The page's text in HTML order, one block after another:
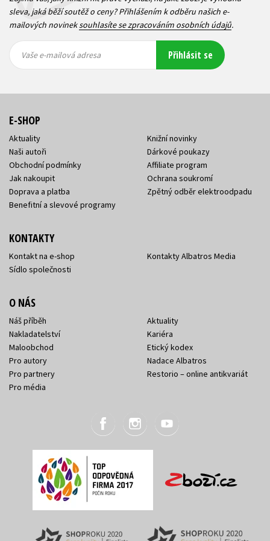
sleva, jaká běží soutěž o ceny? Přihlášením k odběru našich e-
mailových novineksouhlasíte se zpracováním osobních údajů.
mailová
mailová
Vaše e-mailová adresa Přihlásit se
E-SHOP
Aktuality
Naši autoři
Obchodní podmínky
Jak nakoupit
Doprava a platba
Benefitní a slevové programy
Knižní novinky
Dárkové poukazy
Affiliate program
Ochrana soukromí
Zpětný odběr elektroodpadu
KONTAKTY
Kontakt na e-shop
Sídlo společnosti
Kontakty Albatros Media
O NÁS
Náš příběh
Nakladatelství
Maloobchod
Pro autory
Pro partnery
Pro média
Aktuality
Kariéra
Etický kodex
Nadace Albatros
Restorio – online antikvariát